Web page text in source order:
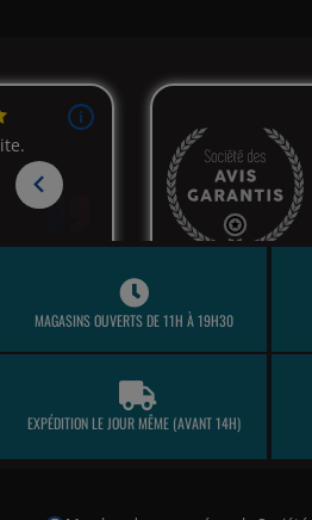
MAGASINS OUVERTS DE 11H À 19H30
EXPÉDITION LE JOUR MÊME (AVANT 14H)